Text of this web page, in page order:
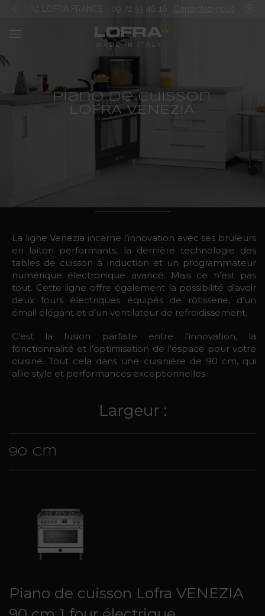
LOFRA FRANCE - 09 72 53 46 16 Contactez-nous
piano de cuisson
LOFRA VENEZIA
La ligne Venezia incarne l’innovation avec ses brûleurs
en laiton performants, la dernière technologie des
tables de cuisson à induction et un programmateur
numérique électronique avancé. Mais ce n’est pas
tout. Cette ligne offre également la possibilité d’avoir
deux fours électriques équipés de rôtisserie, d’un
émail élégant et d’un ventilateur de refroidissement.
C’est la fusion parfaite entre l’innovation, la
fonctionnalité et l’optimisation de l’espace pour votre
cuisine. Tout cela dans une cuisinière de 90 cm, qui
allie style et performances exceptionnelles.
Largeur :
90 cm
Piano de cuisson Lofra VENEZIA